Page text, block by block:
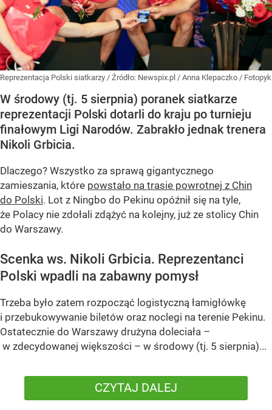
Reprezentacja Polski siatkarzy / Źródło: Newspix.pl / Anna Klepaczko / Fotopyk
W środowy (tj. 5 sierpnia) poranek siatkarze
reprezentacji Polski dotarli do kraju po turnieju
finałowym Ligi Narodów. Zabrakło jednak trenera
Nikoli Grbicia.
Dlaczego? Wszystko za sprawą gigantycznego
zamieszania, które powstało na trasie powrotnej z Chin
do Polski. Lot z Ningbo do Pekinu opóźnił się na tyle,
że Polacy nie zdołali zdążyć na kolejny, już ze stolicy Chin
do Warszawy.
Scenka ws. Nikoli Grbicia. Reprezentanci
Polski wpadli na zabawny pomysł
Trzeba było zatem rozpocząć logistyczną łamigłówkę
i przebukowywanie biletów oraz noclegi na terenie Pekinu.
Ostatecznie do Warszawy drużyna doleciała –
w zdecydowanej większości – w środowy (tj. 5 sierpnia)...
CZYTAJ DALEJ